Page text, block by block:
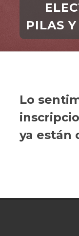
PILAS
Lo
ya están